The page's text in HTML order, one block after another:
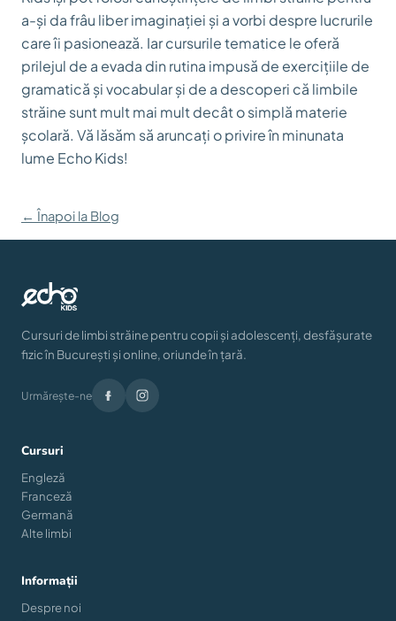
a-și da frâu liber imaginației și a vorbi despre lucrurile
care îi pasionează. Iar cursurile tematice le oferă
prilejul de a evada din rutina impusă de exercițiile de
gramatică și vocabular și de a descoperi că limbile
străine sunt mult mai mult decât o simplă materie
școlară. Vă lăsăm să aruncați o privire în minunata
lume Echo Kids!
← Înapoi la Blog
Cursuri de limbi străine pentru copii și adolescenți, desfășurate
fizic în București și online, oriunde în țară.
Urmărește-ne
Cursuri
Engleză
Franceză
Germană
Alte limbi
Informații
Despre noi